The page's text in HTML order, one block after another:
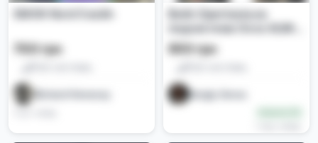
700 грн
Вейп Оригінальна
3 ULTRA в карбоново-
чорному кольорі
950 грн
Sergiy Gerus